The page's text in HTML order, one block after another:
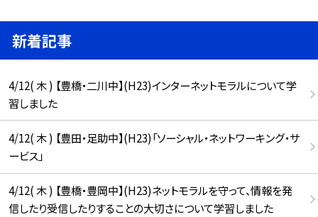
新着記事
4/12( 木 ) 【豊橋・二川中】(H23)インターネットモラルについて学
習しました
4/12( 木 ) 【豊田・足助中】(H23)「ソーシャル・ネットワーキング・サ
ービス」
4/12( 木 ) 【豊橋・豊岡中】(H23)ネットモラルを守って、情報を発
信したり受信したりすることの大切さについて学習しました